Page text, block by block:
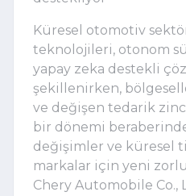
Küresel otomotiv
teknolojileri, otonom
yapay zeka destekli
şekillenirken,
ve değişen tedarik
bir dönemi
değişimler ve küresel
markalar için yeni
Chery Automobile Co.,